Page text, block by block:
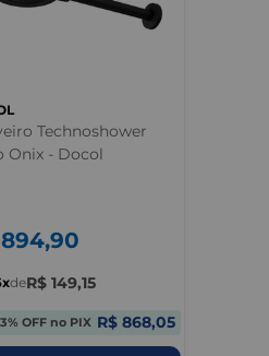
Technoshower
Onix - Docol
894,90
deR$ 149,15
OFF no PIX R$ 868,05